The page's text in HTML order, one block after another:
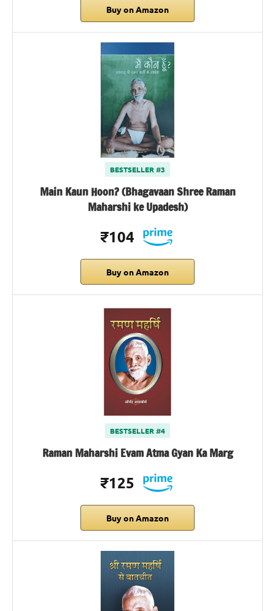
Buy on Amazon
BESTSELLER #3
Main Kaun Hoon? (Bhagavaan Shree Raman
Maharshi ke Upadesh)
₹104
Buy on Amazon
BESTSELLER #4
Raman Maharshi Evam Atma Gyan Ka Marg
₹125
Buy on Amazon